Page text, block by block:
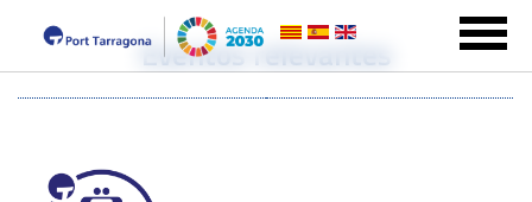
Eventos relevantes